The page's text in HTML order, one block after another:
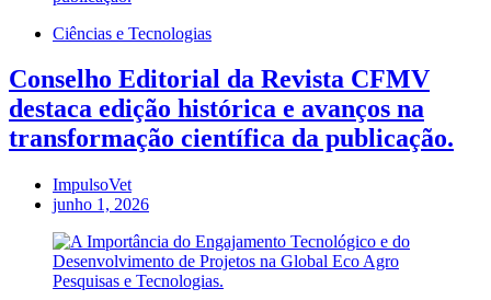
Ciências e Tecnologias
Conselho Editorial da Revista CFMV
destaca edição histórica e avanços na
transformação científica da publicação.
ImpulsoVet
junho 1, 2026